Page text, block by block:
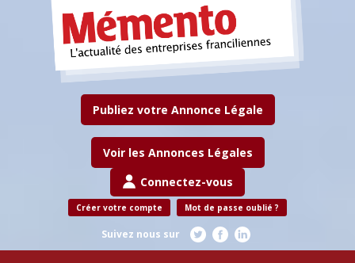
Publiez votre Annonce Légale
Voir les Annonces Légales
Connectez-vous
Créer votre compte Mot de passe oublié ?
Suivez nous sur